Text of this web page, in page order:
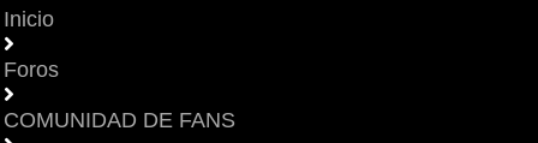
Inicio
Foros
COMUNIDAD DE FANS